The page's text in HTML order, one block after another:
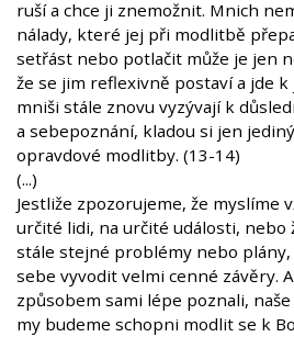
ruší a chce ji znemožnit. Mnich
nálady, které jej při modlitbě
setřást nebo potlačit může je jen
že se jim reflexivně postaví a jde k
mniši stále znovu vyzývají k
a sebepoznání, kladou si jen
opravdové modlitby. (13-14)
(...)
Jestliže zpozorujeme, že myslíme
určité lidi, na určité události, nebo
stále stejné problémy nebo
sebe vyvodit velmi cenné závěry.
způsobem sami lépe poznali,
my budeme schopni modlit se k